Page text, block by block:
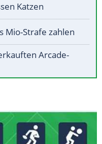
Katzen
Mio-Strafe zahlen
Arcade-